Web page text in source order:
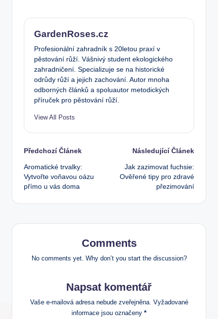
GardenRoses.cz
Profesionální zahradník s 20letou praxí v
pěstování růží. Vášnivý student ekologického
zahradničení. Specializuje se na historické
odrůdy růží a jejich zachování. Autor mnoha
odborných článků a spoluautor metodických
příruček pro pěstování růží.
View All Posts
Post
navigation
Předchozí Článek
Aromatické trvalky:
Vytvořte voňavou oázu
přímo u vás doma
Následující Článek
Jak zazimovat fuchsie:
Ověřené tipy pro zdravé
přezimování
Comments
No comments yet. Why don’t you start the discussion?
Napsat komentář
Vaše e-mailová adresa nebude zveřejněna. Vyžadované
informace jsou označeny *